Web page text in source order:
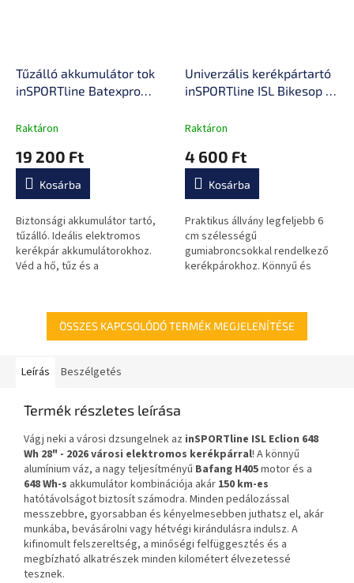
Tűzálló akkumulátor tok
inSPORTline Batexpro
hőmérsékleti ellenállás,
cipzárak, hordozófogantyú
Raktáron
19 200 Ft
Kosárba
Biztonsági akkumulátor tartó,
tűzálló. Ideális elektromos
kerékpár akkumulátorokhoz.
Véd a hő, tűz és a
Univerzális kerékpártartó
inSPORTline ISL Bikesop II,
kerék könnyű behelyezése
Raktáron
4 600 Ft
Kosárba
Praktikus állvány legfeljebb 6
cm szélességű
gumiabroncsokkal rendelkező
kerékpárokhoz. Könnyű és
ÖSSZES KAPCSOLÓDÓ TERMÉK MEGJELENÍTÉSE
Leírás Beszélgetés
Termék részletes leírása
Vágj neki a városi dzsungelnek az inSPORTline ISL Eclion 648
Wh 28" - 2026 városi elektromos kerékpárral! A könnyű
alumínium váz, a nagy teljesítményű Bafang H405motor és a
648 Wh-s akkumulátor kombinációja akár 150 km-es
hatótávolságot biztosít számodra. Minden pedálozással
messzebbre, gyorsabban és kényelmesebben juthatsz el, akár
munkába, bevásárolni vagy hétvégi kirándulásra indulsz. A
kifinomult felszereltség, a minőségi felfüggesztés és a
megbízható alkatrészek minden kilométert élvezetessé
tesznek.